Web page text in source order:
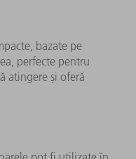
bazate pe
perfecte pentru
atingere și oferă